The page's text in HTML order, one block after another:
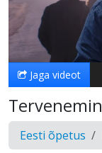
Jaga videot
Eesti õpetus